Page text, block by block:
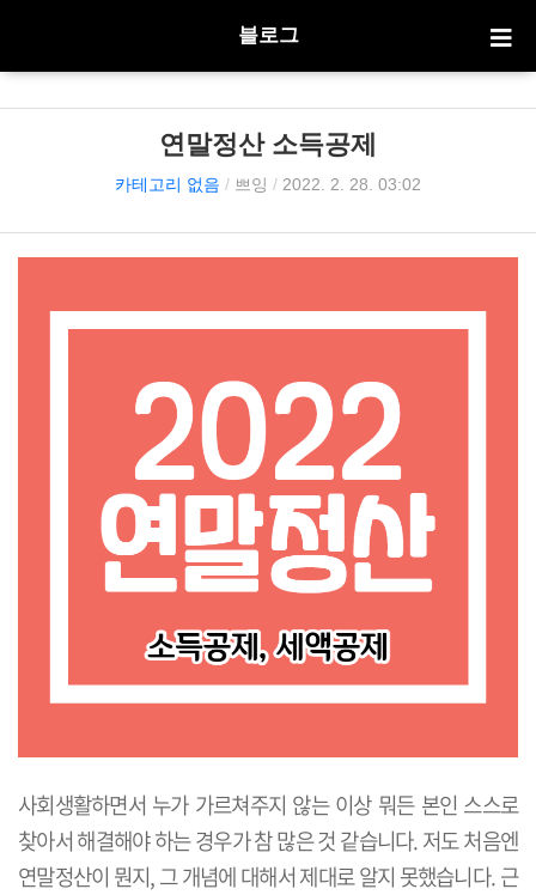
블로그
연말정산 소득공제
카테고리 없음 / 쁘잉 / 2022. 2. 28. 03:02
사회생활하면서 누가 가르쳐주지 않는 이상 뭐든 본인 스스로
찾아서 해결해야 하는 경우가 참 많은 것 같습니다. 저도 처음엔
연말정산이 뭔지, 그 개념에 대해서 제대로 알지 못했습니다. 근